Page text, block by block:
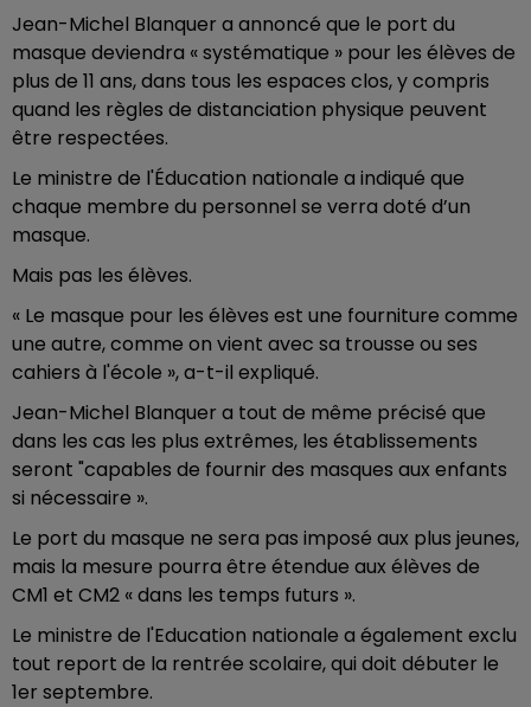
Jean-Michel Blanquer a annoncé que le port du
masque deviendra « systématique » pour les élèves de
plus de 11 ans, dans tous les espaces clos, y compris
quand les règles de distanciation physique peuvent
être respectées.
Le ministre de l'Éducation nationale a indiqué que
chaque membre du personnel se verra doté d’un
masque.
Mais pas les élèves.
« Le masque pour les élèves est une fourniture comme
une autre, comme on vient avec sa trousse ou ses
cahiers à l'école », a-t-il expliqué.
Jean-Michel Blanquer a tout de même précisé que
dans les cas les plus extrêmes, les établissements
seront "capables de fournir des masques aux enfants
si nécessaire ».
Le port du masque ne sera pas imposé aux plus jeunes,
mais la mesure pourra être étendue aux élèves de
CM1 et CM2 « dans les temps futurs ».
Le ministre de l'Education nationale a également exclu
tout report de la rentrée scolaire, qui doit débuter le
1er septembre.